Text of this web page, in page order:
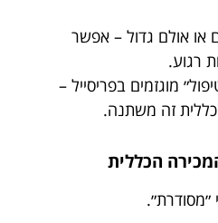
או אולם גדול – אפשר
רגוע.
מוגזמים בפריסייל –
זה משתנה.